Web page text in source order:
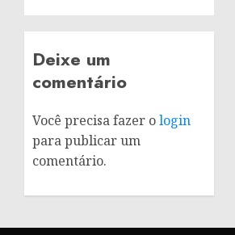
Deixe um
comentário
Você precisa fazer ologin
para publicar um
comentário.